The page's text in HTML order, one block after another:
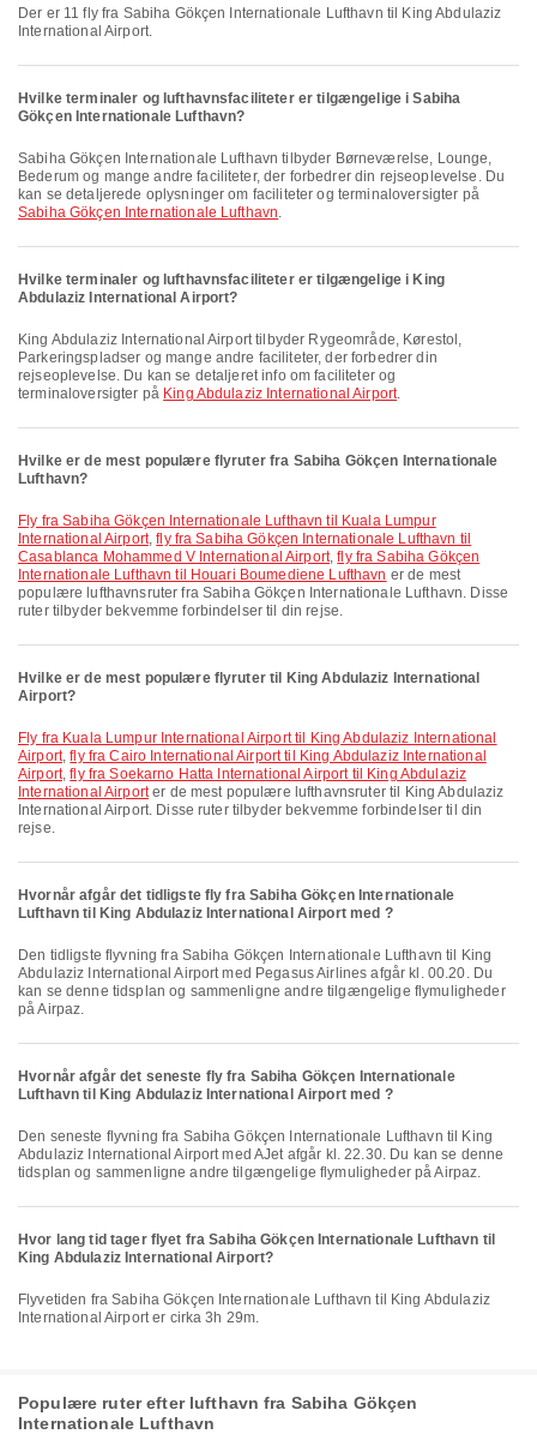
Der er 11 fly fra Sabiha Gökçen Internationale Lufthavn til King Abdulaziz
International Airport.
Hvilke terminaler og lufthavnsfaciliteter er tilgængelige i Sabiha
Gökçen Internationale Lufthavn?
Sabiha Gökçen Internationale Lufthavn tilbyder Børneværelse, Lounge,
Bederum og mange andre faciliteter, der forbedrer din rejseoplevelse. Du
kan se detaljerede oplysninger om faciliteter og terminaloversigter på
Sabiha Gökçen Internationale Lufthavn.
Hvilke terminaler og lufthavnsfaciliteter er tilgængelige i King
Abdulaziz International Airport?
King Abdulaziz International Airport tilbyder Rygeområde, Kørestol,
Parkeringspladser og mange andre faciliteter, der forbedrer din
rejseoplevelse. Du kan se detaljeret info om faciliteter og
terminaloversigter på King Abdulaziz International Airport.
Hvilke er de mest populære flyruter fra Sabiha Gökçen Internationale
Lufthavn?
fly fra Sabiha Gökçen Internationale Lufthavn til Kuala Lumpur
International Airport,fly fra Sabiha Gökçen Internationale Lufthavn til
Casablanca Mohammed V International Airport,fly fra Sabiha Gökçen
Internationale Lufthavn til Houari Boumediene Lufthavn er de mest
populære lufthavnsruter fra Sabiha Gökçen Internationale Lufthavn. Disse
ruter tilbyder bekvemme forbindelser til din rejse.
Hvilke er de mest populære flyruter til King Abdulaziz International
Airport?
fly fra Kuala Lumpur International Airport til King Abdulaziz International
Airport,fly fra Cairo International Airport til King Abdulaziz International
Airport,fly fra Soekarno Hatta International Airport til King Abdulaziz
International Airporter de mest populære lufthavnsruter til King Abdulaziz
International Airport. Disse ruter tilbyder bekvemme forbindelser til din
rejse.
Hvornår afgår det tidligste fly fra Sabiha Gökçen Internationale
Lufthavn til King Abdulaziz International Airport med ?
Den tidligste flyvning fra Sabiha Gökçen Internationale Lufthavn til King
Abdulaziz International Airport med Pegasus Airlines afgår kl. 00.20. Du
kan se denne tidsplan og sammenligne andre tilgængelige flymuligheder
på Airpaz.
Hvornår afgår det seneste fly fra Sabiha Gökçen Internationale
Lufthavn til King Abdulaziz International Airport med ?
Den seneste flyvning fra Sabiha Gökçen Internationale Lufthavn til King
Abdulaziz International Airport med AJet afgår kl. 22.30. Du kan se denne
tidsplan og sammenligne andre tilgængelige flymuligheder på Airpaz.
Hvor lang tid tager flyet fra Sabiha Gökçen Internationale Lufthavn til
King Abdulaziz International Airport?
Flyvetiden fra Sabiha Gökçen Internationale Lufthavn til King Abdulaziz
International Airport er cirka 3h 29m.
Populære ruter efter lufthavn fra Sabiha Gökçen
Internationale Lufthavn